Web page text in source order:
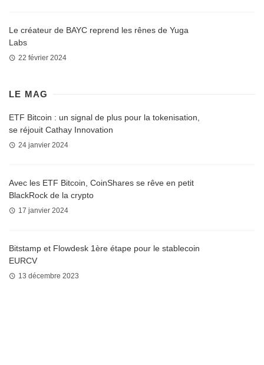
Le créateur de BAYC reprend les rênes de Yuga
Labs
22 février 2024
LE MAG
ETF Bitcoin : un signal de plus pour la tokenisation,
se réjouit Cathay Innovation
24 janvier 2024
Avec les ETF Bitcoin, CoinShares se rêve en petit
BlackRock de la crypto
17 janvier 2024
Bitstamp et Flowdesk 1ère étape pour le stablecoin
EURCV
13 décembre 2023